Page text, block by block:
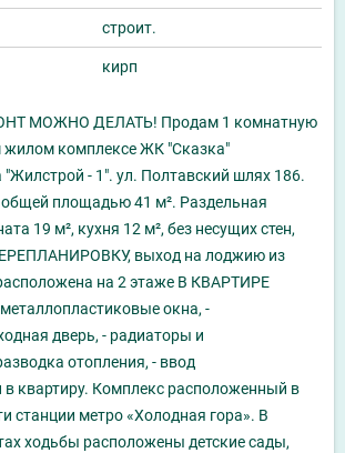
строит.
кирп
МОЖНО ДЕЛАТЬ! Продам 1 комнатную
жилом комплексе ЖК "Сказка"
- 1". ул. Полтавский шлях 186.
площадью 41 м². Раздельная
19 м², кухня 12 м², без несущих стен,
выход на лоджию из
на 2 этаже В КВАРТИРЕ
окна, -
дверь, - радиаторы и
отопления, - ввод
в квартиру. Комплекс расположенный в
станции метро «Холодная гора». В
ходьбы расположены детские сады,